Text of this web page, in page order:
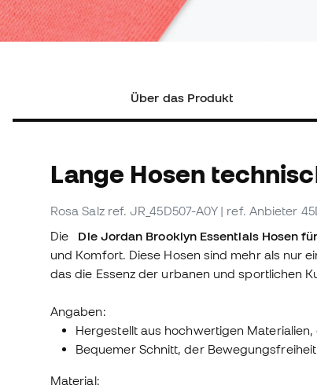
Über das Produkt
Lange Hosen
Rosa Salz ref. JR_45D507-A0Y | ref. Anbieter
Die
Die Jordan Brooklyn Essentials Hosen
und Komfort. Diese Hosen sind mehr als nur
das die Essenz der urbanen und sportlichen
Angaben:
Hergestellt aus hochwertigen
Bequemer Schnitt, der
Material: